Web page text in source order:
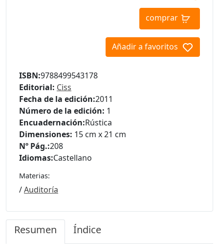
comprar
Añadir a favoritos
ISBN:9788499543178
Editorial: Ciss
Fecha de la edición:2011
Número de la edición: 1
Encuadernación:Rústica
Dimensiones: 15 cm x 21 cm
Nº Pág.:208
Idiomas:Castellano
Materias:
/Auditoría
Resumen Índice